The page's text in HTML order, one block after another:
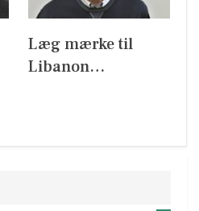
Læg mærke til
Libanon…